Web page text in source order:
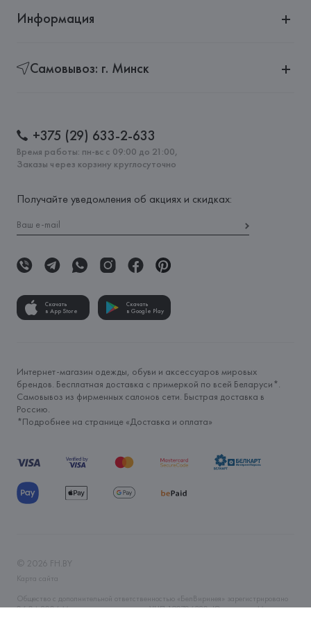
Информация
Самовывоз: г. Минск
+375 (29) 633-2-633
Время работы: пн-вс с 09:00 до 21:00,
Заказы через корзину круглосуточно
Получайте уведомления об акциях и скидках:
Скачать
в App Store
Скачать
в Google Play
Интернет-магазин одежды, обуви и аксессуаров мировых
брендов. Бесплатная доставка с примеркой по всей Беларуси*.
Самовывоз из фирменных салонов сети. Быстрая доставка в
Россию.
*Подробнее на странице «Доставка и оплата»
© 2026 FH.BY
Карта сайта
Общество с дополнительной ответственностью «БелВиринея» зарегистрировано
06.04.2006 Минским горисполкомом. УНП 190706320. Юр.адрес: г. Минск, ул.